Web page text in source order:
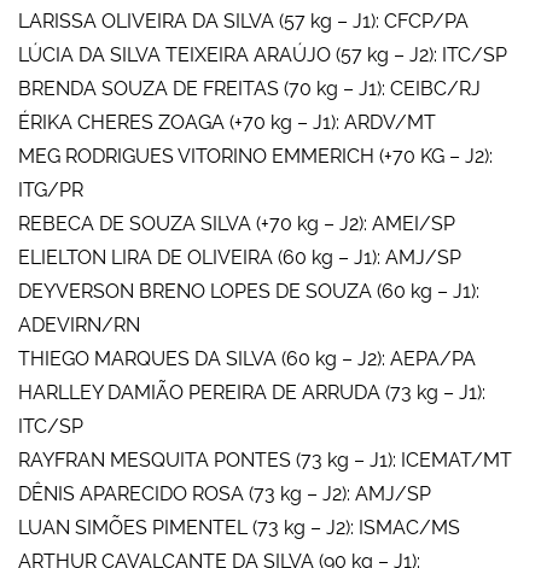
LARISSA OLIVEIRA DA SILVA (57 kg – J1): CFCP/PA
LÚCIA DA SILVA TEIXEIRA ARAÚJO (57 kg – J2): ITC/SP
BRENDA SOUZA DE FREITAS (70 kg – J1): CEIBC/RJ
ÉRIKA CHERES ZOAGA (+70 kg – J1): ARDV/MT
MEG RODRIGUES VITORINO EMMERICH (+70 KG – J2):
ITG/PR
REBECA DE SOUZA SILVA (+70 kg – J2): AMEI/SP
ELIELTON LIRA DE OLIVEIRA (60 kg – J1): AMJ/SP
DEYVERSON BRENO LOPES DE SOUZA (60 kg – J1):
ADEVIRN/RN
THIEGO MARQUES DA SILVA (60 kg – J2): AEPA/PA
HARLLEY DAMIÃO PEREIRA DE ARRUDA (73 kg – J1):
ITC/SP
RAYFRAN MESQUITA PONTES (73 kg – J1): ICEMAT/MT
DÊNIS APARECIDO ROSA (73 kg – J2): AMJ/SP
LUAN SIMÕES PIMENTEL (73 kg – J2): ISMAC/MS
ARTHUR CAVALCANTE DA SILVA (90 kg – J1):